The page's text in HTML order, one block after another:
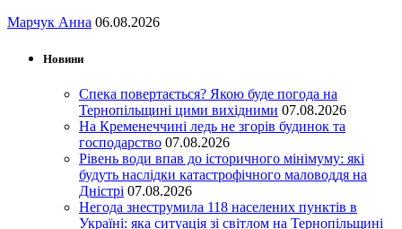
Марчук Анна 06.08.2026
Новини
Спека повертається? Якою буде погода на
Тернопільщині цими вихідними 07.08.2026
На Кременеччині ледь не згорів будинок та
господарство 07.08.2026
Рівень води впав до історичного мінімуму: які
будуть наслідки катастрофічного маловоддя на
Дністрі 07.08.2026
Негода знеструмила 118 населених пунктів в
Україні: яка ситуація зі світлом на Тернопільщині